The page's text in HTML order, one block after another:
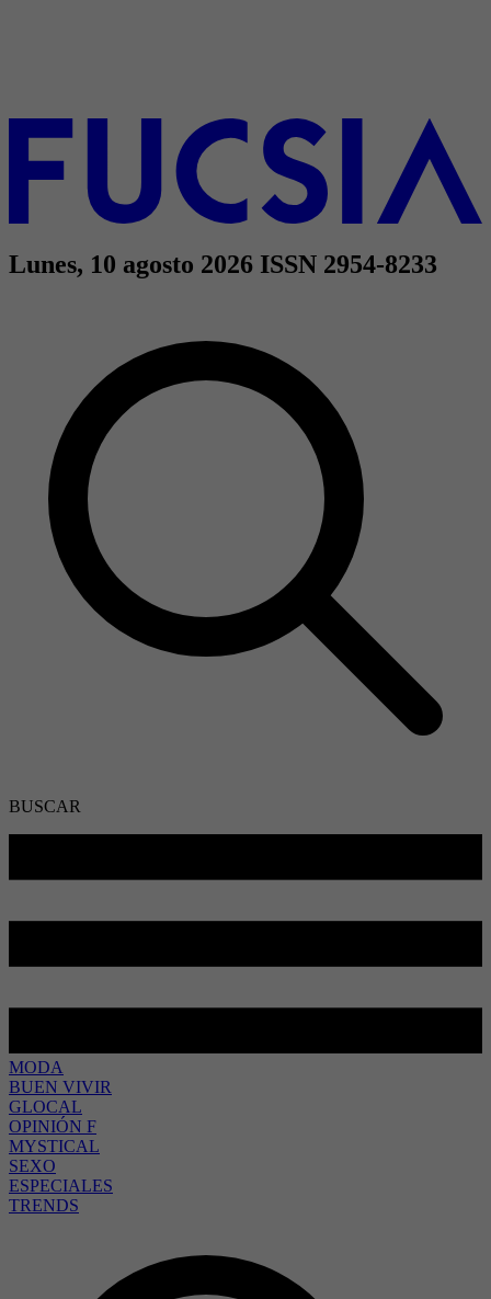
Lunes, 10 agosto 2026 ISSN 2954-8233
BUSCAR
MODA
BUEN VIVIR
GLOCAL
OPINIÓN F
MYSTICAL
SEXO
ESPECIALES
TRENDS